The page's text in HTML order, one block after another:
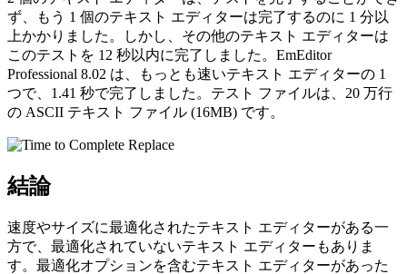
ず、もう 1 個のテキスト エディターは完了するのに 1 分以
上かかりました。しかし、その他のテキスト エディターは
このテストを 12 秒以内に完了しました。EmEditor
Professional 8.02 は、もっとも速いテキスト エディターの 1
つで、1.41 秒で完了しました。テスト ファイルは、20 万行
の ASCII テキスト ファイル (16MB) です。
結論
速度やサイズに最適化されたテキスト エディターがある一
方で、最適化されていないテキスト エディターもありま
す。最適化オプションを含むテキスト エディターがあった